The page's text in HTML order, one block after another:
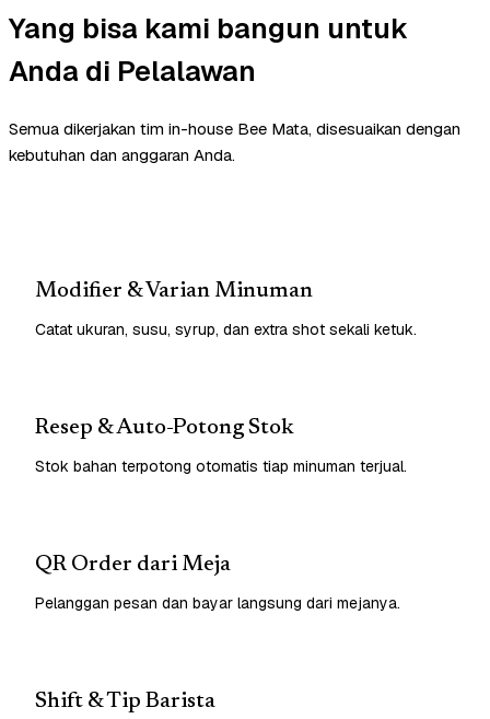
Yang bisa kami bangun untuk
Anda di Pelalawan
Semua dikerjakan tim in-house Bee Mata, disesuaikan dengan
kebutuhan dan anggaran Anda.
Modifier & Varian Minuman
Catat ukuran, susu, syrup, dan extra shot sekali ketuk.
Resep & Auto-Potong Stok
Stok bahan terpotong otomatis tiap minuman terjual.
QR Order dari Meja
Pelanggan pesan dan bayar langsung dari mejanya.
Shift & Tip Barista